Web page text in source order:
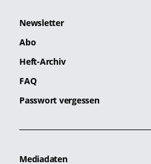
Newsletter
Abo
Heft-Archiv
FAQ
Passwort vergessen
Mediadaten